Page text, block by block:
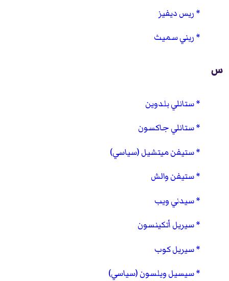
ريس ديفيز
ريني سميث
س
ستانلي بلدوين
ستانلي جاكسون
ستيفن ميتشيل (سياسي)
ستيفن والش
سيدني ويب
سيريل أتكينسون
سيريل كوب
سيسيل ويلسون (سياسي)